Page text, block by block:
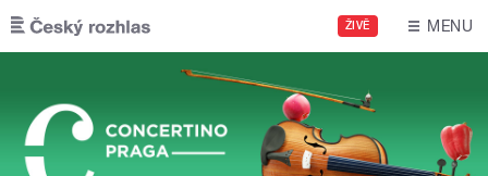
Přejít k hlavnímu obsahu
ŽIVĚ MENU